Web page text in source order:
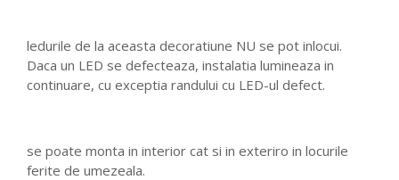
ledurile de la aceasta decoratiune NU se pot inlocui.
Daca un LED se defecteaza, instalatia lumineaza in
continuare, cu exceptia randului cu LED-ul defect.
se poate monta in interior cat si in exteriro in locurile
ferite de umezeala.